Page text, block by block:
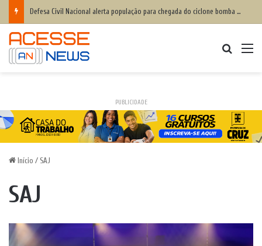
Defesa Civil Nacional alerta população para chegada do ciclone bomba ‘ventos superiores a 100 km/h’
PUBLICIDADE
Início / SAJ
SAJ